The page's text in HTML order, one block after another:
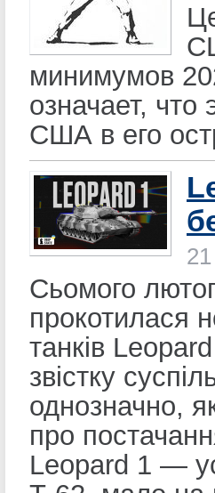
минимумов
означает, что
США в его
Сьомого
прокотилася
танків
звістку
однозначно,
про
Leopard 1 —